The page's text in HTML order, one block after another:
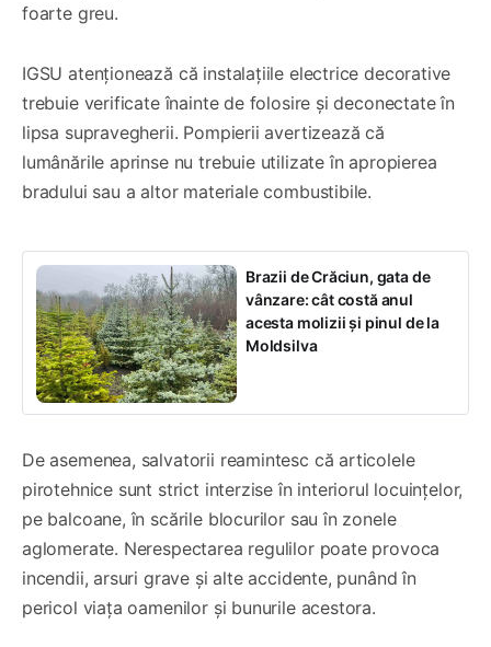
foarte greu.
IGSU atenționează că instalațiile electrice decorative
trebuie verificate înainte de folosire și deconectate în
lipsa supravegherii. Pompierii avertizează că
lumânările aprinse nu trebuie utilizate în apropierea
bradului sau a altor materiale combustibile.
Brazii de Crăciun, gata de
vânzare: cât costă anul
acesta molizii și pinul de la
Moldsilva
De asemenea, salvatorii reamintesc că articolele
pirotehnice sunt strict interzise în interiorul locuințelor,
pe balcoane, în scările blocurilor sau în zonele
aglomerate. Nerespectarea regulilor poate provoca
incendii, arsuri grave și alte accidente, punând în
pericol viața oamenilor și bunurile acestora.